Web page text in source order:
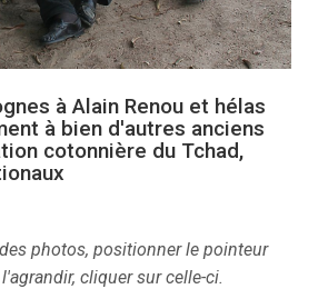
à Alain Renou et hélas
à bien d'autres anciens
cotonnière du Tchad,
photos, positionner le pointeur
cliquer sur celle-ci.